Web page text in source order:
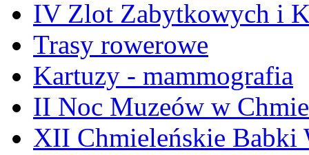
IV Zlot Zabytkowych i
Trasy rowerowe
Kartuzy - mammografia
II Noc Muzeów w
XII Chmieleńskie Babki